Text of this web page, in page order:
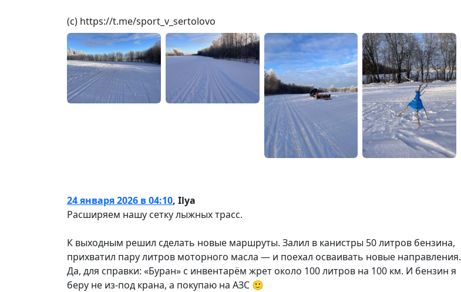
(с) https://t.me/sport_v_sertolovo
24 января 2026 в 04:10, Ilya
Расширяем нашу сетку лыжных трасс.
К выходным решил сделать новые маршруты. Залил в канистры 50 литров бензина,
прихватил пару литров моторного масла — и поехал осваивать новые направления.
Да, для справки: «Буран» с инвентарём жрет около 100 литров на 100 км. И бензин я
беру не из-под крана, а покупаю на АЗС 🙂